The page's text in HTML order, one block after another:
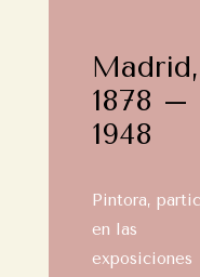
Madrid,
1878 –
1948
Pintora,
en las
exposiciones